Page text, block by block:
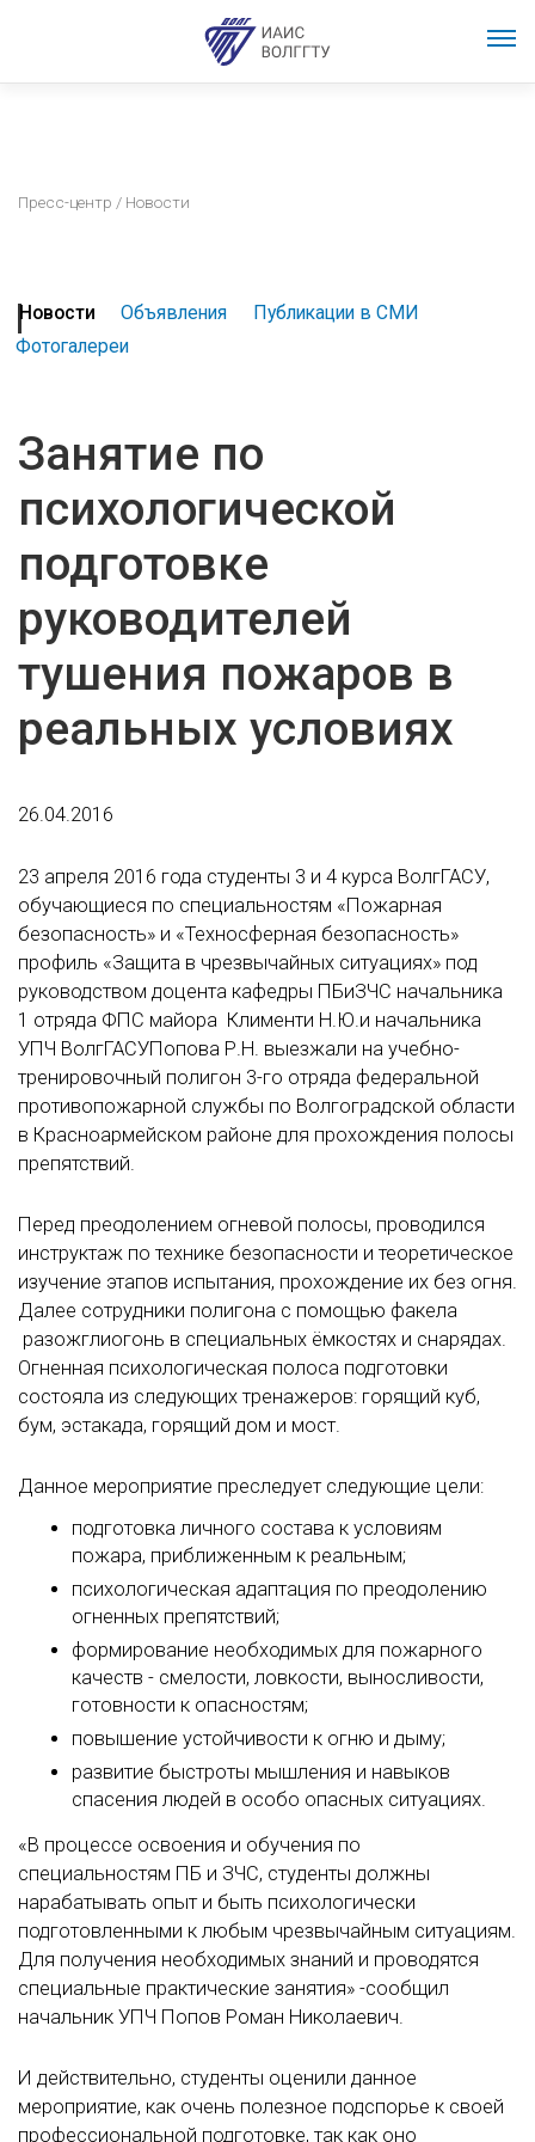
Пресс-центр / Новости
Новости Объявления
Публикации в СМИ
Фотогалереи
Занятие по
психологической
подготовке
руководителей
тушения пожаров в
реальных условиях
26.04.2016
23 апреля 2016 года студенты 3 и 4 курса ВолгГАСУ,
обучающиеся по специальностям «Пожарная
безопасность» и «Техносферная безопасность»
профиль «Защита в чрезвычайных ситуациях» под
руководством доцента кафедры ПБиЗЧС начальника
1 отряда ФПС майора Клименти Н.Ю.и начальника
УПЧ ВолгГАСУПопова Р.Н. выезжали на учебно-
тренировочный полигон 3-го отряда федеральной
противопожарной службы по Волгоградской области
в Красноармейском районе для прохождения полосы
препятствий.
Перед преодолением огневой полосы, проводился
инструктаж по технике безопасности и теоретическое
изучение этапов испытания, прохождение их без огня.
Далее сотрудники полигона с помощью факела
разожглиогонь в специальных ёмкостях и снарядах.
Огненная психологическая полоса подготовки
состояла из следующих тренажеров: горящий куб,
бум, эстакада, горящий дом и мост.
Данное мероприятие преследует следующие цели:
подготовка личного состава к условиям
пожара, приближенным к реальным;
психологическая адаптация по преодолению
огненных препятствий;
формирование необходимых для пожарного
качеств - смелости, ловкости, выносливости,
готовности к опасностям;
повышение устойчивости к огню и дыму;
развитие быстроты мышления и навыков
спасения людей в особо опасных ситуациях.
«В процессе освоения и обучения по
специальностям ПБ и ЗЧС, студенты должны
нарабатывать опыт и быть психологически
подготовленными к любым чрезвычайным ситуациям.
Для получения необходимых знаний и проводятся
специальные практические занятия» -сообщил
начальник УПЧ Попов Роман Николаевич.
И действительно, студенты оценили данное
мероприятие, как очень полезное подспорье к своей
профессиональной подготовке, так как оно